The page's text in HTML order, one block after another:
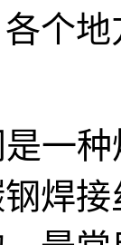
个
一种
焊